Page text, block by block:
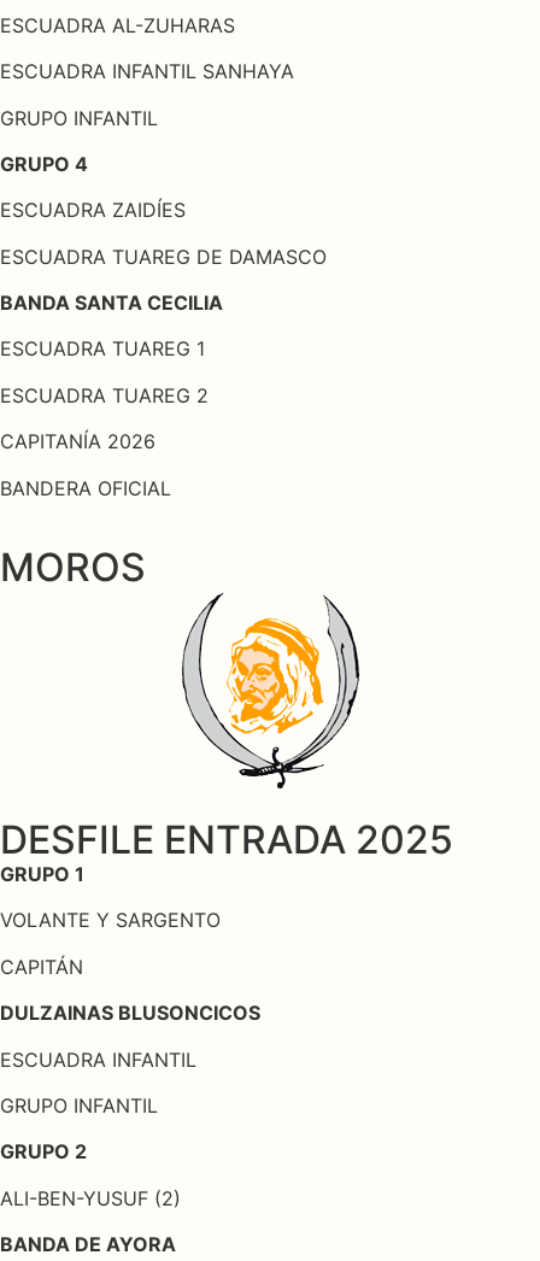
ESCUADRA AL-ZUHARAS
ESCUADRA INFANTIL SANHAYA
GRUPO INFANTIL
GRUPO 4
ESCUADRA ZAIDÍES
ESCUADRA TUAREG DE DAMASCO
BANDA SANTA CECILIA
ESCUADRA TUAREG 1
ESCUADRA TUAREG 2
CAPITANÍA 2026
BANDERA OFICIAL
MOROS
DESFILE ENTRADA 2025
GRUPO 1
VOLANTE Y SARGENTO
CAPITÁN
DULZAINAS BLUSONCICOS
ESCUADRA INFANTIL
GRUPO INFANTIL
GRUPO 2
ALI-BEN-YUSUF (2)
BANDA DE AYORA